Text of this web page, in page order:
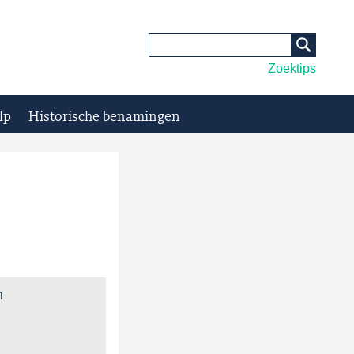
Zoektips
Historische benamingen